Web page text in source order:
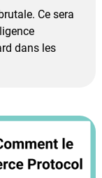
Ce sera
dans les